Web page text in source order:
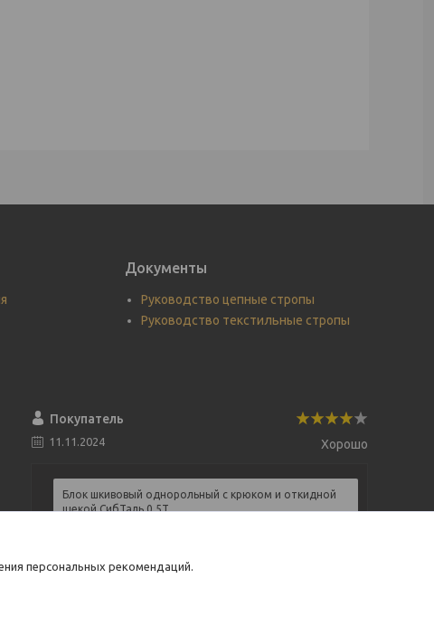
Документы
Руководство цепные стропы
Руководство текстильные стропы
Покупатель
11.11.2024 Хорошо
Блок шкивовый однорольный с крюком и откидной
щекой СибТаль 0,5Т
персональных рекомендаций.